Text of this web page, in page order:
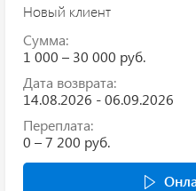
Новый клиент
Сумма:
1 000 – 30 000 руб.
Дата возврата:
14.08.2026 - 06.09.2026
Переплата:
0 – 7 200 руб.